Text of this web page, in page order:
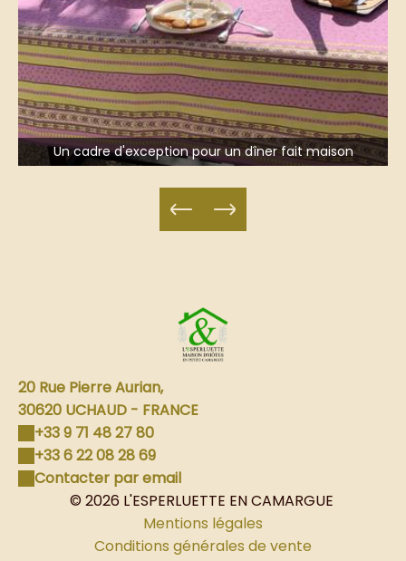
Un cadre d'exception pour un dîner fait maison
20 Rue Pierre Aurian,
30620 UCHAUD - FRANCE
+33 9 71 48 27 80
+33 6 22 08 28 69
Contacter par email
© 2026 L'ESPERLUETTE EN CAMARGUE
Mentions légales
Conditions générales de vente